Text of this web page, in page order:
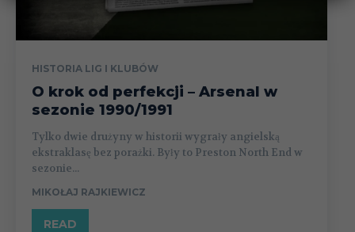
HISTORIA LIG I KLUBÓW
O krok od perfekcji – Arsenal w
sezonie 1990/1991
Tylko dwie drużyny w historii wygrały angielską
ekstraklasę bez porażki. Były to Preston North End w
sezonie...
MIKOŁAJ RAJKIEWICZ
READ